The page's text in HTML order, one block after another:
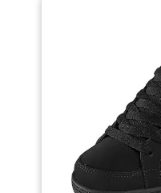
engagé pour l'environnement,
ayant planté plus de 2,3
millions d'arbres avec le
soutien de notre communauté
dédiée. Ensemble, nous avons
un impact positif.
𝗦𝗞𝗔𝗧𝗘𝗕𝗢𝗔𝗥𝗗𝗘𝗥 𝗢𝗪𝗡𝗘𝗗
𝗗𝗘𝗣𝗨𝗜𝗦 𝟭𝟵𝟴𝟲 - etnies est
fière d'être la première
entreprise mondiale de